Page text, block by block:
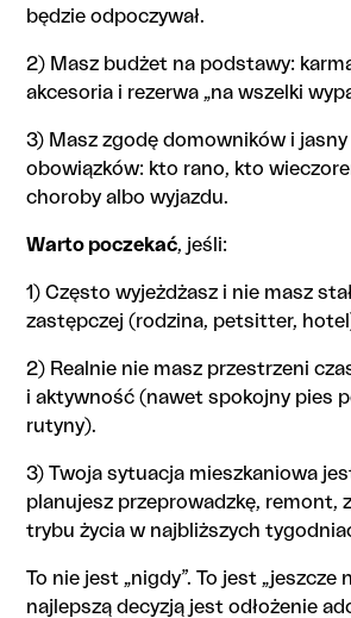
będzie odpoczywał.
2) Masz budżet na podstawy:
akcesoria i rezerwa „na wszelki
3) Masz zgodę domowników i jasny
obowiązków: kto rano, kto
choroby albo wyjazdu.
Warto poczekać, jeśli:
1) Często wyjeżdżasz i nie masz
zastępczej (rodzina, petsitter,
2) Realnie nie masz przestrzeni
i aktywność (nawet spokojny pies
rutyny).
3) Twoja sytuacja mieszkaniowa
planujesz przeprowadzkę, remont,
trybu życia w najbliższych
To nie jest „nigdy”. To jest „jeszcze
najlepszą decyzją jest odłożenie